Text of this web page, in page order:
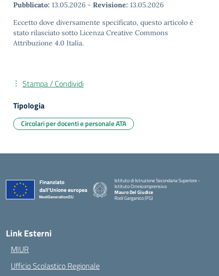
Pubblicato: 13.05.2026 - Revisione: 13.05.2026
Eccetto dove diversamente specificato, questo articolo è
stato rilasciato sotto Licenza Creative Commons
Attribuzione 4.0 Italia.
Stampa / Condividi
Tipologia
Circolari per docenti e personale ATA
Istituto di Istruzione Secondaria Superiore -
Istituto Omnicomprensivo
Mauro Del Giudice
Rodi Garganico (FG)
— Visita la pagina iniziale della scuola
Link Esterni
MIUR
Ufficio Scolastico Regionale